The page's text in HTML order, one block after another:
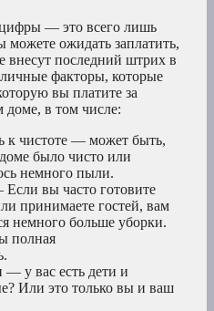
— это всего лишь
ожидать заплатить,
внесут последний штрих в
факторы, которые
вы платите за
доме, в том числе:
к чистоте — может быть,
было чисто или
немного пыли.
вы часто готовите
принимаете гостей, вам
немного больше уборки.
полная
— у вас есть дети и
Или это только вы и ваш